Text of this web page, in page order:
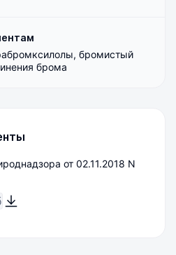
бромистый
брома
от 02.11.2018 N